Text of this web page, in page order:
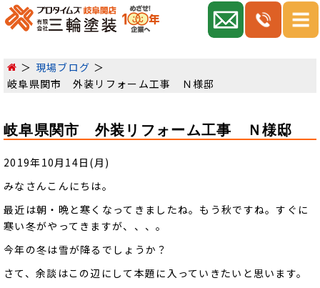
現場ブログ
岐阜県関市 外装リフォーム工事 Ｎ様邸
岐阜県関市 外装リフォーム工事 Ｎ様邸
2019年10月14日(月)
みなさんこんにちは。
最近は朝・晩と寒くなってきましたね。もう秋ですね。すぐに
寒い冬がやってきますが、、、。
今年の冬は雪が降るでしょうか？
さて、余談はこの辺にして本題に入っていきたいと思います。